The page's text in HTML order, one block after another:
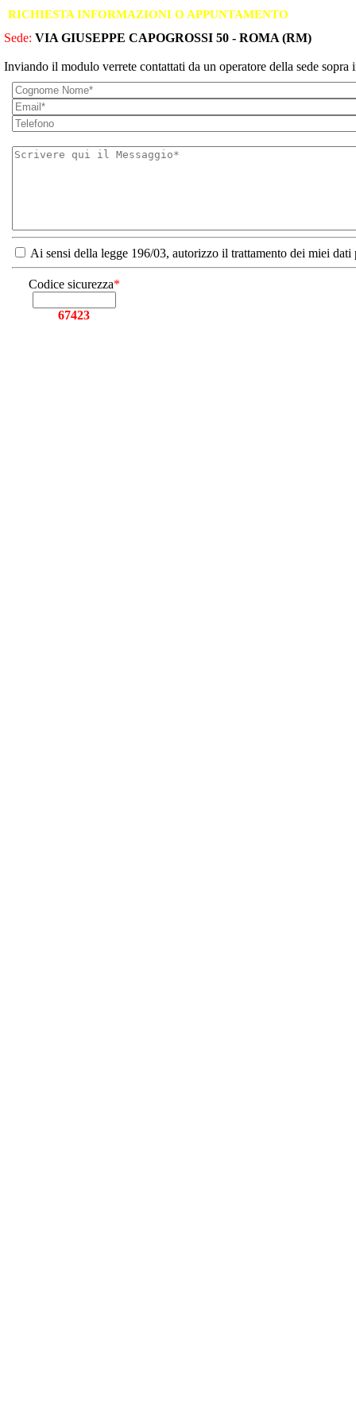
RICHIESTA INFORMAZIONI O APPUNTAMENTO
Sede: VIA GIUSEPPE CAPOGROSSI 50 - ROMA (RM)
Inviando il modulo verrete contattati da un operatore della sede sopra
Ai sensi della legge 196/03, autorizzo il trattamento dei miei
Codice sicurezza*
67423